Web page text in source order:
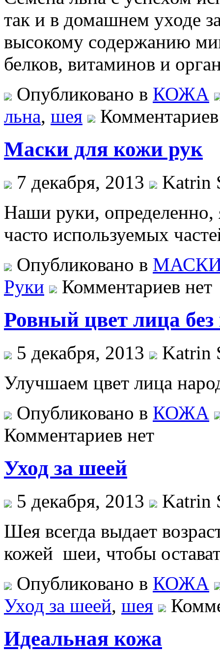
так и в домашнем уходе
высокому содержанию
белков, витаминов и
Опубликовано в КОЖА
льна, шея
Маски для кожи рук
7 декабря, 2013
Katrin
Наши руки, определенно,
часто используемых
Опубликовано в
Руки
Комментариев нет
Ровный цвет лица
5 декабря, 2013
Katrin
Улучшаем цвет лица
Опубликовано в КОЖА
Комментариев нет
Уход за шеей
5 декабря, 2013
Katrin
Шея всегда выдает
кожей шеи, чтобы
Опубликовано в КОЖА
Уход за шеей, шея
Идеальная кожа